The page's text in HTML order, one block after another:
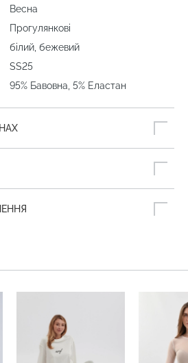
Весна
Прогулянкові
білий, бежевий
SS25
95% Бавовна, 5% Еластан